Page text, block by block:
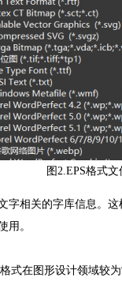
图2.EPS格式
字相关的字库信息。
用。
式在图形设计领域较